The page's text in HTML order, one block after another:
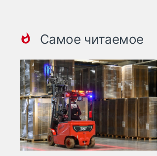
Самое читаемое